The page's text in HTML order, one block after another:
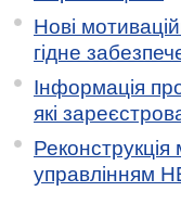
Нові
гідне
Інформація
які
Реконструкція
управлінням